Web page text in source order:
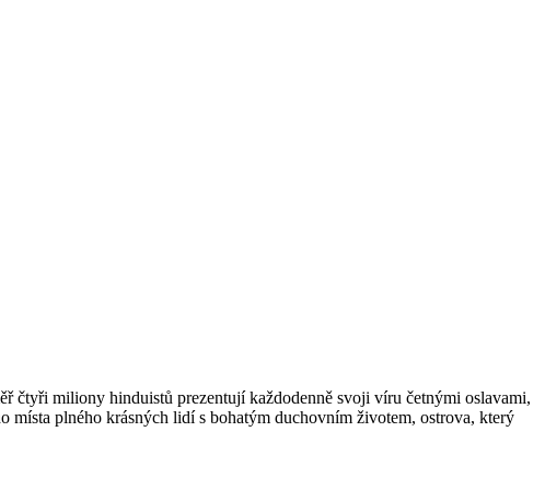
čtyři miliony hinduistů prezentují každodenně svoji víru četnými oslavami,
místa plného krásných lidí s bohatým duchovním životem, ostrova, který